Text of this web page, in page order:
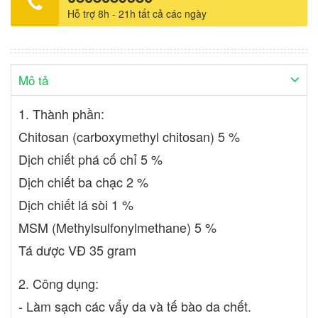
Hỗ trợ 8h - 21h tất cả các ngày
Mô tả
1. Thành phần:
Chitosan (carboxymethyl chitosan) 5 %
Dịch chiết phá cố chỉ 5 %
Dịch chiết ba chạc 2 %
Dịch chiết lá sòi 1 %
MSM (Methylsulfonylmethane) 5 %
Tá dược VĐ 35 gram
2. Công dụng:
- Làm sạch các vẩy da và tế bào da chết.